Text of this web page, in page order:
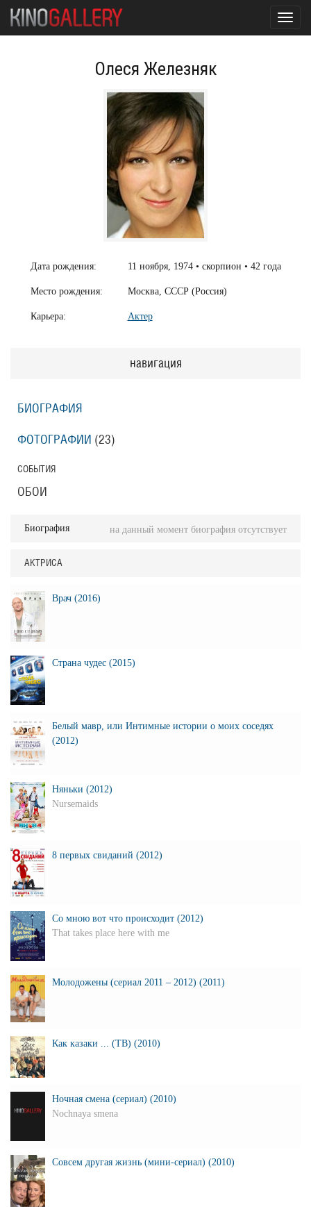
Олеся Железняк
Дата рождения: 11 ноября, 1974 • скорпион • 42 года
Место рождения: Москва, СССР (Россия)
Карьера: Актер
навигация
БИОГРАФИЯ
ФОТОГРАФИИ (23)
СОБЫТИЯ
ОБОИ
Биография на данный момент биография отсутствует
АКТРИСА
Врач (2016)
Страна чудес (2015)
Белый мавр, или Интимные истории о моих соседях
(2012)
Няньки (2012)
Nursemaids
8 первых свиданий (2012)
Со мною вот что происходит (2012)
That takes place here with me
Молодожены (сериал 2011 – 2012) (2011)
Как казаки ... (ТВ) (2010)
Ночная смена (сериал) (2010)
Nochnaya smena
Совсем другая жизнь (мини-сериал) (2010)